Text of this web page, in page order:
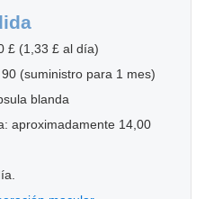
£ (1,33 £ al día)
(suministro para 1 mes)
blanda
aproximadamente 14,00